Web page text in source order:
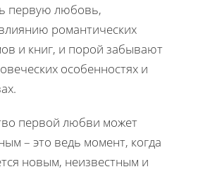
первую любовь,
романтических
и книг, и порой забывают
особенностях и
первой любви может
– это ведь момент, когда
новым, неизвестным и